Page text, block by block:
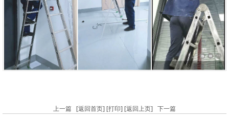
上一篇 [返回首页] [打印] [返回上页] 下一篇